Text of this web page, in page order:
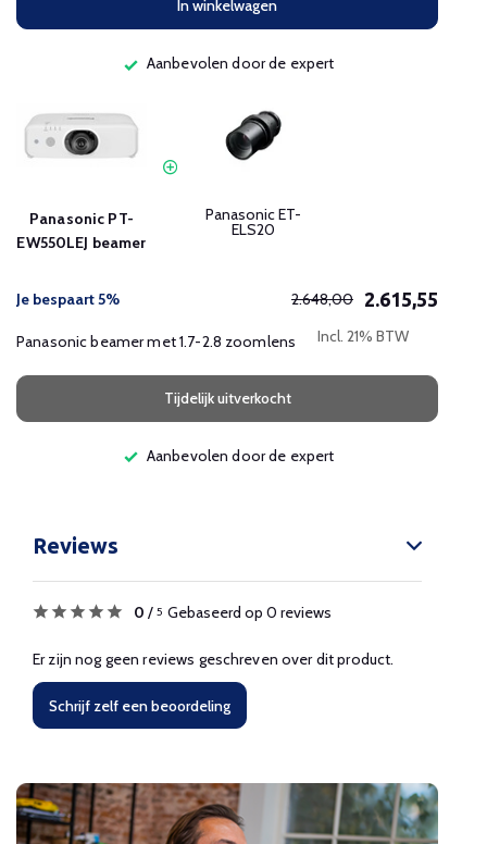
In winkelwagen
Aanbevolen door de expert
Panasonic PT-
EW550LEJ beamer
Panasonic ET-
ELS20
Je bespaart 5% 2.648,00 2.615,55
Panasonic beamer met 1.7-2.8 zoomlens Incl. 21% BTW
Tijdelijk uitverkocht
Aanbevolen door de expert
Reviews
0 / 5 Gebaseerd op 0 reviews
Er zijn nog geen reviews geschreven over dit product.
Schrijf zelf een beoordeling